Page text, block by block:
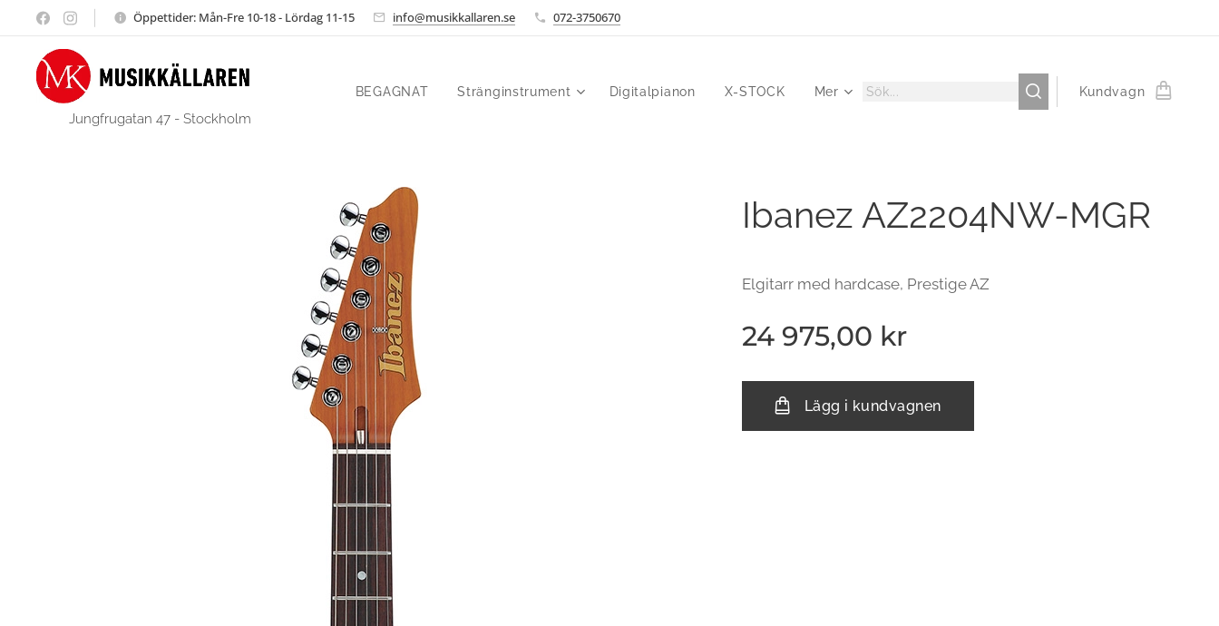
Öppettider: Mån-Fre 10-18 - Lördag 11-15 info@musikkallaren.se 072-3750670
Jungfrugatan 47 - Stockholm
BEGAGNAT Stränginstrument Digitalpianon X-STOCK Mer Kundvagn
Ibanez AZ2204NW-MGR
Elgitarr med hardcase, Prestige AZ
24 975,00 kr
Lägg i kundvagnen